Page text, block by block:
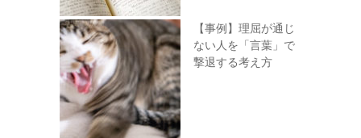
【事例】理屈が通じ
ない人を「言葉」で
撃退する考え方